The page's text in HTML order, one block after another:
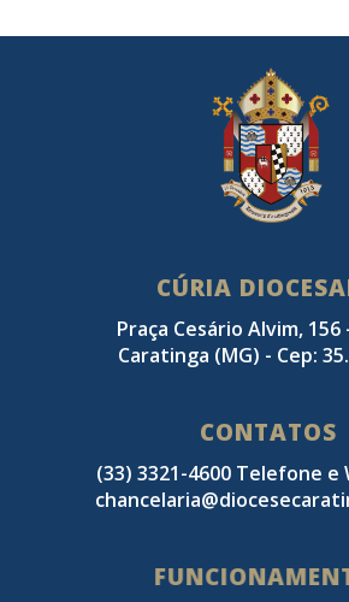
CÚRIA
Praça Cesário Alvim,
Caratinga (MG) - Cep:
CONTATOS
(33) 3321-4600 Telefone e